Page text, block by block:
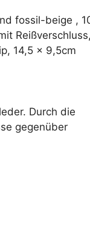
fossil-beige ,
14,5 x 9,5cm
Durch die
gegenüber